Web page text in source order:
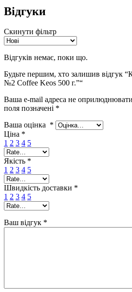
Відгуки
Скинути фільтр
Відгуків немає, поки що.
Будьте першим, хто залишив відгук
№2 Coffee Keos 500 г.”“
Ваша e-mail адреса не
поля позначені *
Ваша оцінка *
Ціна *
1 2 3 4 5
Якість *
1 2 3 4 5
Швидкість доставки *
1 2 3 4 5
Ваш відгук *